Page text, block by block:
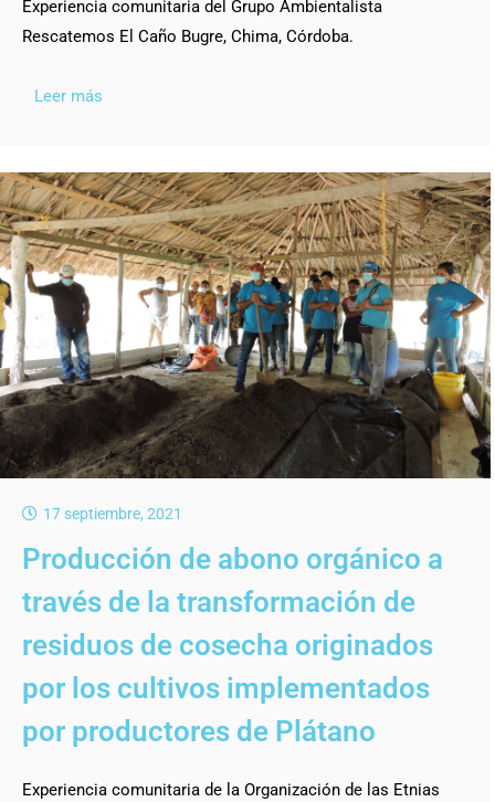
Experiencia comunitaria del Grupo Ambientalista
Rescatemos El Caño Bugre, Chima, Córdoba.
Leer más
17 septiembre, 2021
Producción de abono orgánico a
través de la transformación de
residuos de cosecha originados
por los cultivos implementados
por productores de Plátano
Experiencia comunitaria de la Organización de las Etnias